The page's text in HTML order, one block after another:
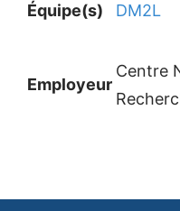
Équipe(s) DM2L
Employeur
Centre